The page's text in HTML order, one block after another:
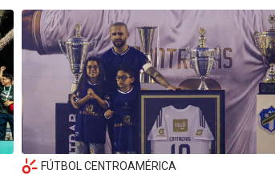
FÚTBOL CENTROAMÉRICA